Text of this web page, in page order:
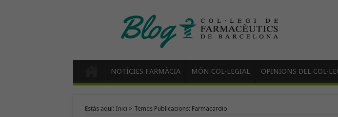
NOTÍCIES FARMÀCIA MÓN COL·LEGIAL OPINIONS DEL
Estàs aquí: Inici > Temes Publicacions: Farmacardio